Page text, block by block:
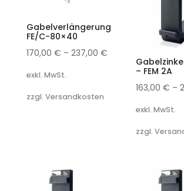
Gabelverlängerung
FE/C-80×40
170,00 € – 237,00 €
exkl. MwSt.
zzgl. Versandkosten
– FEM 2A
163,00€ –
exkl. MwSt.
zzgl.